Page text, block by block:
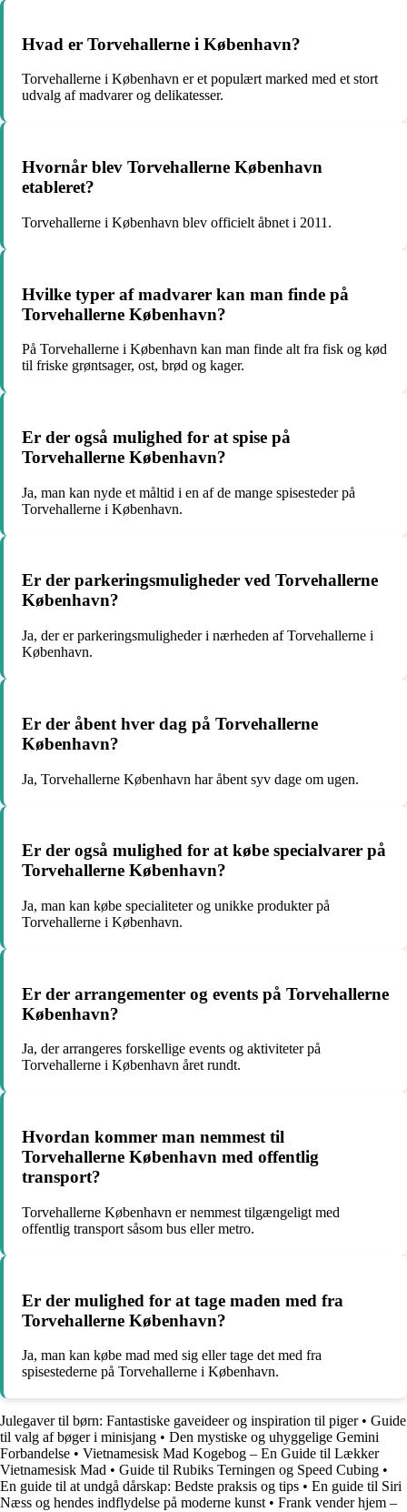
Hvad er Torvehallerne i København?
Torvehallerne i København er et populært marked med et stort
udvalg af madvarer og delikatesser.
Hvornår blev Torvehallerne København
etableret?
Torvehallerne i København blev officielt åbnet i 2011.
Hvilke typer af madvarer kan man finde på
Torvehallerne København?
På Torvehallerne i København kan man finde alt fra fisk og kød
til friske grøntsager, ost, brød og kager.
Er der også mulighed for at spise på
Torvehallerne København?
Ja, man kan nyde et måltid i en af de mange spisesteder på
Torvehallerne i København.
Er der parkeringsmuligheder ved Torvehallerne
København?
Ja, der er parkeringsmuligheder i nærheden af Torvehallerne i
København.
Er der åbent hver dag på Torvehallerne
København?
Ja, Torvehallerne København har åbent syv dage om ugen.
Er der også mulighed for at købe specialvarer på
Torvehallerne København?
Ja, man kan købe specialiteter og unikke produkter på
Torvehallerne i København.
Er der arrangementer og events på Torvehallerne
København?
Ja, der arrangeres forskellige events og aktiviteter på
Torvehallerne i København året rundt.
Hvordan kommer man nemmest til
Torvehallerne København med offentlig
transport?
Torvehallerne København er nemmest tilgængeligt med
offentlig transport såsom bus eller metro.
Er der mulighed for at tage maden med fra
Torvehallerne København?
Ja, man kan købe mad med sig eller tage det med fra
spisestederne på Torvehallerne i København.
Julegaver til børn: Fantastiske gaveideer og inspiration til piger• Guide
til valg af bøger i minisjang • Den mystiske og uhyggelige Gemini
Forbandelse • Vietnamesisk Mad Kogebog – En Guide til Lækker
Vietnamesisk Mad • Guide til Rubiks Terningen og Speed Cubing •
En guide til at undgå dårskap: Bedste praksis og tips • En guide til Siri
Næss og hendes indflydelse på moderne kunst • Frank vender hjem –